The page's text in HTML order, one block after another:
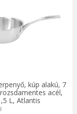
kúp alakú, 7
acél,
L, Atlantis
- Demeyere